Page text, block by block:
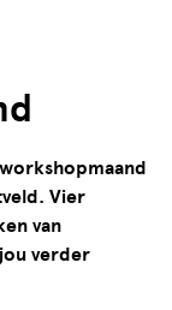
Vier
van
verder